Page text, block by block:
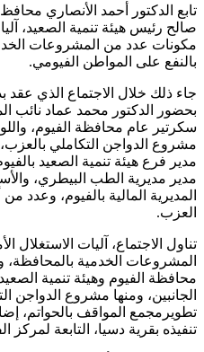
تابع الدكتور أحمد الأنصاري
صالح رئيس هيئة تنمية الصعيد،
مكونات عدد من المشروعات
بالنفع على المواطن الفيومي.
جاء ذلك خلال الاجتماع الذي عقد
بحضور الدكتور محمد عماد نائب
سكرتير عام محافظة الفيوم،
مشروع الدواجن التكاملي
مدير فرع هيئة تنمية الصعيد
مدير مديرية الطب البيطري،
المديرية المالية بالفيوم،
العزب.
تناول الاجتماع، آليات الاستغلال
المشروعات الخدمية بالمحافظة،
محافظة الفيوم وهيئة تنمية
الجانبين، ومنها مشروع الدواجن
تطويرمجمع المواقف بالحواتم،
تنفيذه بقرية دسيا، التابعة لمركز